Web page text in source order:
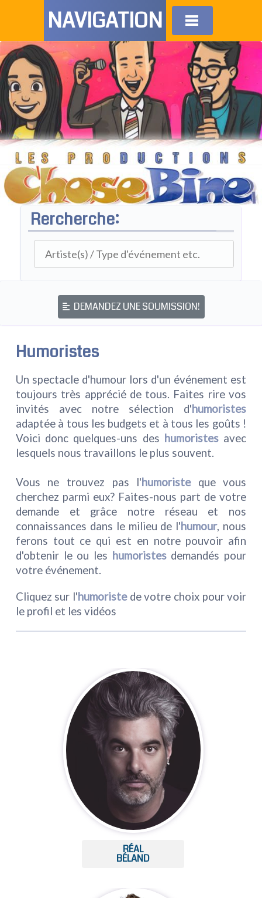
NAVIGATION
Rercherche:
DEMANDEZ UNE SOUMISSION!
Humoristes
Un spectacle d'humour lors d'un événement est
toujours très apprécié de tous. Faites rire vos
invités avec notre sélection d'humoristes
adaptée à tous les budgets et à tous les goûts !
Voici donc quelques-uns des humoristesavec
lesquels nous travaillons le plus souvent.
Vous ne trouvez pas l'humoristeque vous
cherchez parmi eux? Faites-nous part de votre
demande et grâce notre réseau et nos
connaissances dans le milieu de l'humour, nous
ferons tout ce qui est en notre pouvoir afin
d'obtenir le ou les humoristesdemandés pour
votre événement.
Cliquez sur l'humoristede votre choix pour voir
le profil et les vidéos
RÉAL
BÉLAND